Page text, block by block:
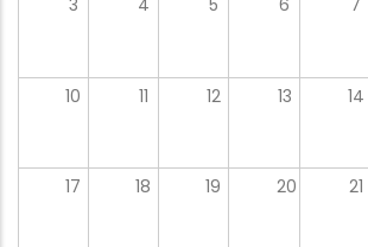
3 4 5 6 7
10 11 12 13 14
17 18 19 20 21